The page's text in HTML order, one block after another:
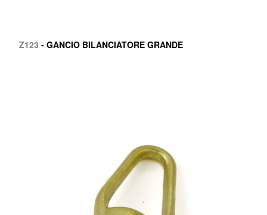
Z123 - GANCIO BILANCIATORE GRANDE